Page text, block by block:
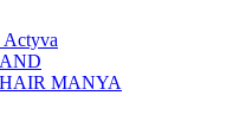
Actyva
MANYA